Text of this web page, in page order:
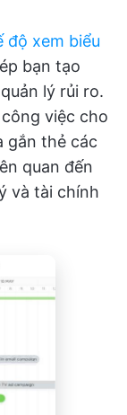
độ xem biểu
bạn tạo
lý rủi ro.
việc cho
gắn thẻ các
quan đến
và tài chính